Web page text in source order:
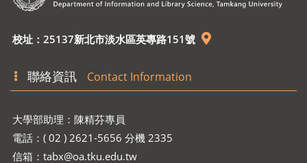
校址：25137新北市淡水區英專路151號
聯絡資訊 Contact Information
大學部助理：陳精芬專員
電話：( 02 ) 2621-5656 分機 2335
信箱： tabx@oa.tku.edu.tw